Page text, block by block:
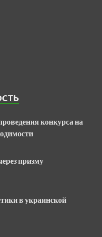
конкурса на
призму
в украинской